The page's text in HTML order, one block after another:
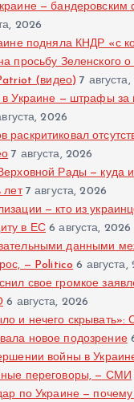
— бандеровским
2026
подняла КНДР «с
просьбу Зеленского
(видео) 7
в Украине — штрафы за
2026
раскритиковал
7 августа, 2026
Рады — куда
лет 7 августа, 2026
— кто из
в ЕС 6 августа, 2026
данными
— Politico 6 августа,
свое громкое
6 августа, 2026
и нечего
новое подозрение
войны в
переговоры, — СМИ
по Украине —